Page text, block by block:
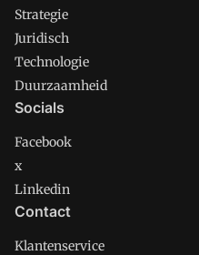
Strategie
Juridisch
Technologie
Duurzaamheid
Socials
Facebook
x
Linkedin
Contact
Klantenservice